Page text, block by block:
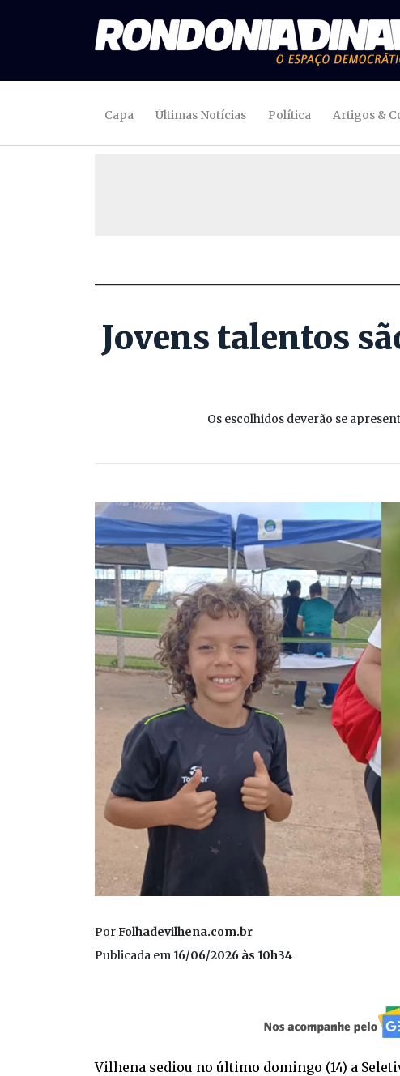
Capa Últimas Notícias Política Artigos &
Jovens talentos
Os escolhidos deverão se
PorFolhadevilhena.com.br
Publicada em 16/06/2026 às 10h34
Vilhena sediou no último domingo (14) a